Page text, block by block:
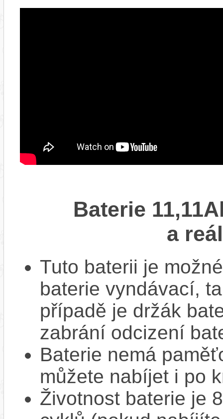
Baterie
a
Tuto baterii je
baterie vyndávací,
případě je držák
zabrání odcizení
Baterie nemá
můžete nabíjet i po
Životnost baterie je